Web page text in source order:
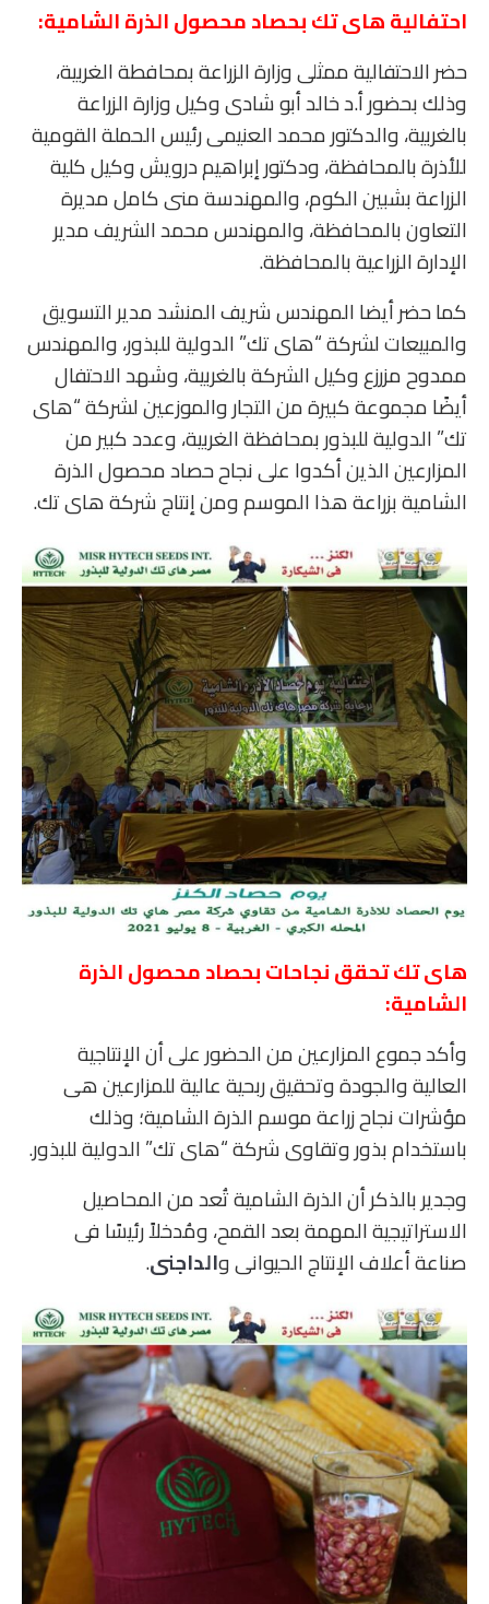
احتفالية هاى تك بحصاد محصول الذرة الشامية:
حضر الاحتفالية ممثلى وزارة الزراعة بمحافطة الغربية،
وذلك بحضور أ.د خالد أبو شادى وكيل وزارة الزراعة
بالغربية، والدكتور محمد العنيمى رئيس الحملة القومية
للأذرة بالمحافظة، ودكتور إبراهيم درويش وكيل كلية
الزراعة بشبين الكوم، والمهندسة منى كامل مديرة
التعاون بالمحافظة، والمهندس محمد الشريف مدير
الإدارة الزراعية بالمحافظة.
كما حضر أيضا المهندس شريف المنشد مدير التسويق
والمبيعات لشركة “هاى تك” الدولية للبذور، والمهندس
ممدوح مزرزع وكيل الشركة بالغربية، وشهد الاحتفال
أيضًا مجموعة كبيرة من التجار والموزعين لشركة “هاى
تك” الدولية للبذور بمحافظة الغربية، وعدد كبير من
المزارعين الذين أكدوا على نجاح حصاد محصول الذرة
الشامية بزراعة هذا الموسم ومن إنتاج شركة هاى تك.
هاى تك تحقق نجاحات بحصاد محصول الذرة
الشامية:
وأكد جموع المزارعين من الحضور على أن الإنتاجية
العالية والجودة وتحقيق ربحية عالية للمزارعين هى
مؤشرات نجاح زراعة موسم الذرة الشامية؛ وذلك
باستخدام بذور وتقاوى شركة “هاى تك” الدولية للبذور.
وجدير بالذكر أن الذرة الشامية تُعد من المحاصيل
الاستراتيجية المهمة بعد القمح، ومُدخلاً رئيسًا فى
صناعة أعلاف الإنتاج الحيوانى والداجنى.